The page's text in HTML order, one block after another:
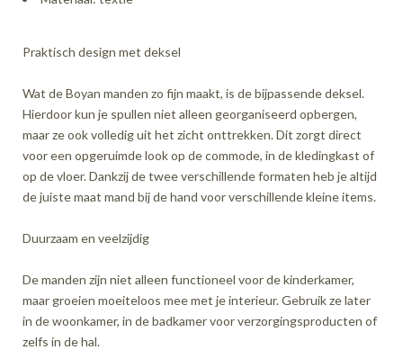
Praktisch design met deksel
Wat de Boyan manden zo fijn maakt, is de bijpassende deksel.
Hierdoor kun je spullen niet alleen georganiseerd opbergen,
maar ze ook volledig uit het zicht onttrekken. Dit zorgt direct
voor een opgeruimde look op de commode, in de kledingkast of
op de vloer. Dankzij de twee verschillende formaten heb je altijd
de juiste maat mand bij de hand voor verschillende kleine items.
Duurzaam en veelzijdig
De manden zijn niet alleen functioneel voor de kinderkamer,
maar groeien moeiteloos mee met je interieur. Gebruik ze later
in de woonkamer, in de badkamer voor verzorgingsproducten of
zelfs in de hal.